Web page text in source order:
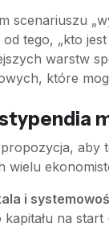
scenariuszu
od tego, „kto
warstw
które
aby
wielu
i
kapitału na